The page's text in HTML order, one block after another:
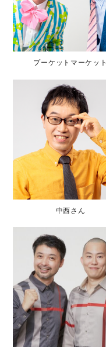
プーケットマーケット
中西さん